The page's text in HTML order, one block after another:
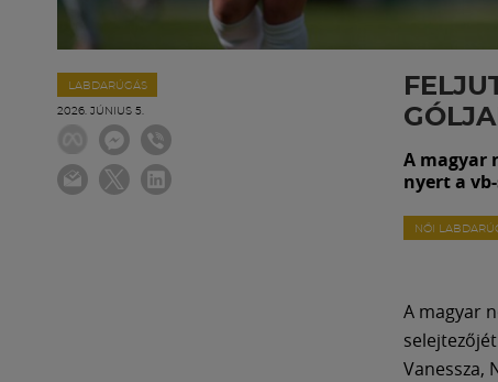
LABDARÚGÁS
2026. JÚNIUS 5.
A magyar
nyert a
NŐI
A magyar
Vanessza,